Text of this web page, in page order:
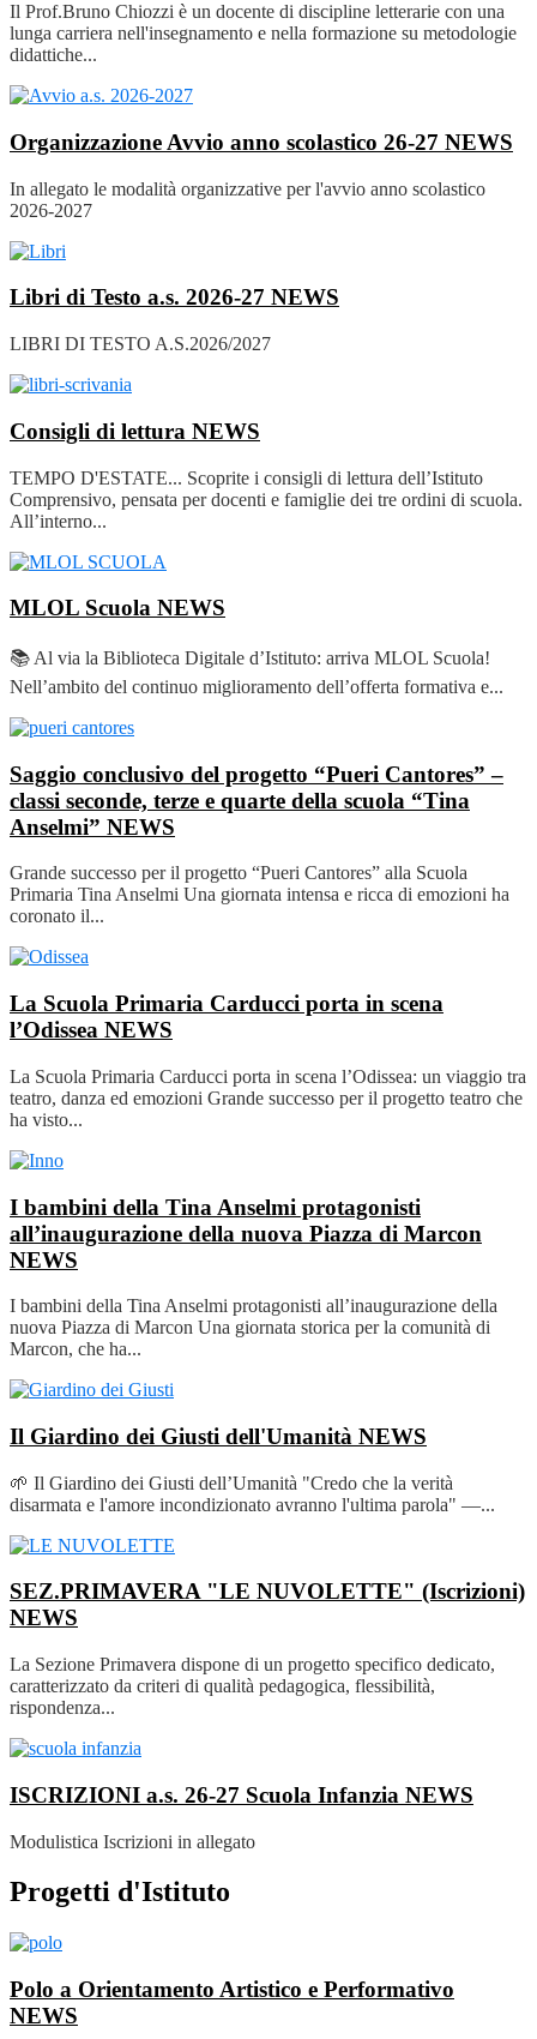
Il Prof.Bruno Chiozzi è un docente di discipline letterarie con una
lunga carriera nell'insegnamento e nella formazione su metodologie
didattiche...
Organizzazione Avvio anno scolastico 26-27 NEWS
In allegato le modalità organizzative per l'avvio anno scolastico
2026-2027
Libri di Testo a.s. 2026-27 NEWS
LIBRI DI TESTO A.S.2026/2027
Consigli di lettura NEWS
TEMPO D'ESTATE... Scoprite i consigli di lettura dell’Istituto
Comprensivo, pensata per docenti e famiglie dei tre ordini di scuola.
All’interno...
MLOL Scuola NEWS
📚 Al via la Biblioteca Digitale d’Istituto: arriva MLOL Scuola!
Nell’ambito del continuo miglioramento dell’offerta formativa e...
Saggio conclusivo del progetto “Pueri Cantores” –
classi seconde, terze e quarte della scuola “Tina
Anselmi” NEWS
Grande successo per il progetto “Pueri Cantores” alla Scuola
Primaria Tina Anselmi Una giornata intensa e ricca di emozioni ha
coronato il...
La Scuola Primaria Carducci porta in scena
l’Odissea NEWS
La Scuola Primaria Carducci porta in scena l’Odissea: un viaggio tra
teatro, danza ed emozioni Grande successo per il progetto teatro che
ha visto...
I bambini della Tina Anselmi protagonisti
all’inaugurazione della nuova Piazza di Marcon
NEWS
I bambini della Tina Anselmi protagonisti all’inaugurazione della
nuova Piazza di Marcon Una giornata storica per la comunità di
Marcon, che ha...
Il Giardino dei Giusti dell'Umanità NEWS
🌱 Il Giardino dei Giusti dell’Umanità "Credo che la verità
disarmata e l'amore incondizionato avranno l'ultima parola" —...
SEZ.PRIMAVERA "LE NUVOLETTE" (Iscrizioni)
NEWS
La Sezione Primavera dispone di un progetto specifico dedicato,
caratterizzato da criteri di qualità pedagogica, flessibilità,
rispondenza...
ISCRIZIONI a.s. 26-27 Scuola Infanzia NEWS
Modulistica Iscrizioni in allegato
Progetti d'Istituto
Polo a Orientamento Artistico e Performativo
NEWS